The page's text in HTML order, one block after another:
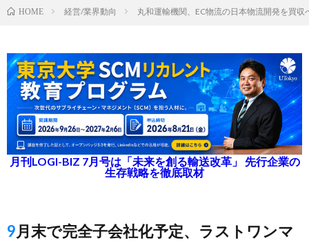
HOME 経営/業界動向 丸和運輸機関、EC物流の日本物流開発を買収
月刊LOGI-BIZ 7月号は「未来を創る輸送改革」 先行企業の
生存戦略を徹底取材
9月末で完全子会社化予定、ラストワンマ